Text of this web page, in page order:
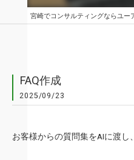
FAQ作成
2025/09/23
お客様からの質問集をAIに渡し、